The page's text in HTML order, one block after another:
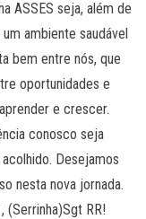
ASSES seja, além de
ambiente saudável
bem entre nós, que
oportunidades e
e crescer.
conosco seja
Desejamos
nesta nova jornada.
(Serrinha)Sgt RR!